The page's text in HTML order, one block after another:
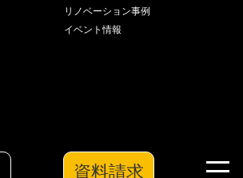
資料請求
リノベーション事例
イベント情報